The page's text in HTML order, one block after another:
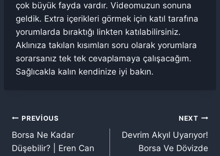
çok büyük fayda vardır. Videomuzun sonuna
geldik. Extra içerikleri görmek için katıl tarafına
yorumlarda bıraktığı linkten katılabilirsiniz.
Aklınıza takılan kısımları soru olarak yorumlara
sorarsanız tek tek cevaplamaya çalışacağım.
Sağlıcakla kalın kendinize iyi bakın.
Yazı
gezinmesi
PREVIOUS
Borsa Ne Kadar
Düşebilir? | Eren Can
NEXT
Devrim Akyıl Uyarıyor!
Borsa Ve Dövizde